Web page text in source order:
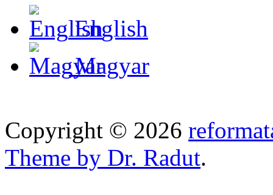
English
Magyar
Copyright © 2026
Theme by Dr. Radut.